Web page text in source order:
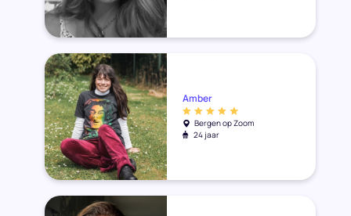
Amber
Bergen op Zoom
24 jaar